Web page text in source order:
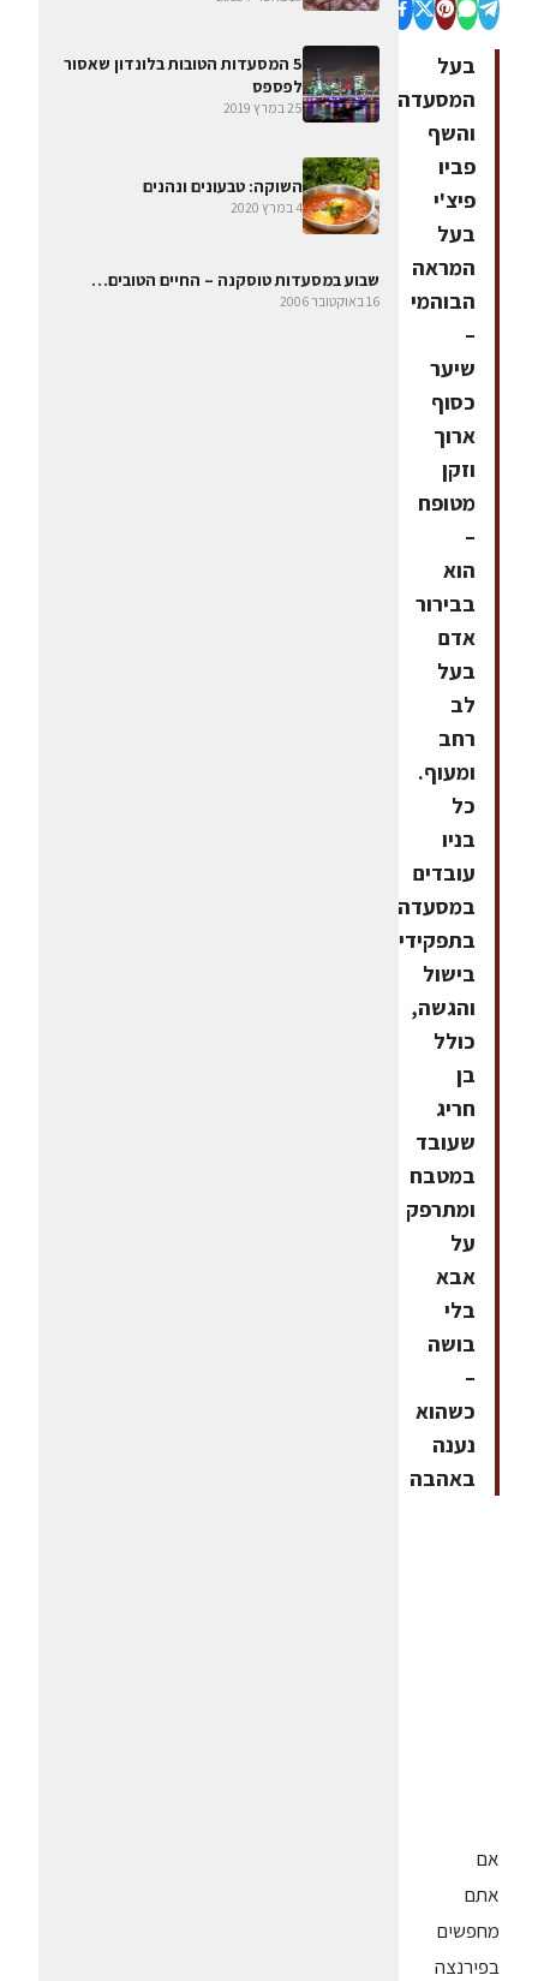
בעל
המסעדה
והשף
פביו
פיצ'י
בעל
המראה
הבוהמי
–
שיער
כסוף
ארוך
וזקן
מטופח
–
הוא
בבירור
אדם
בעל
לב
רחב
ומעוף.
כל
בניו
עובדים
במסעדה
בתפקידי
בישול
והגשה,
כולל
בן
חריג
שעובד
במטבח
ומתרפק
על
אבא
בלי
בושה
–
כשהוא
נענה
באהבה
אם
אתם
מחפשים
בפירנצה
5 המסעדות הטובות בלונדון שאסור
לפספס
25 במרץ 2019
השוקה: טבעונים ונהנים
4 במרץ 2020
שבוע במסעדות טוסקנה – החיים הטובים…
16 באוקטובר 2006